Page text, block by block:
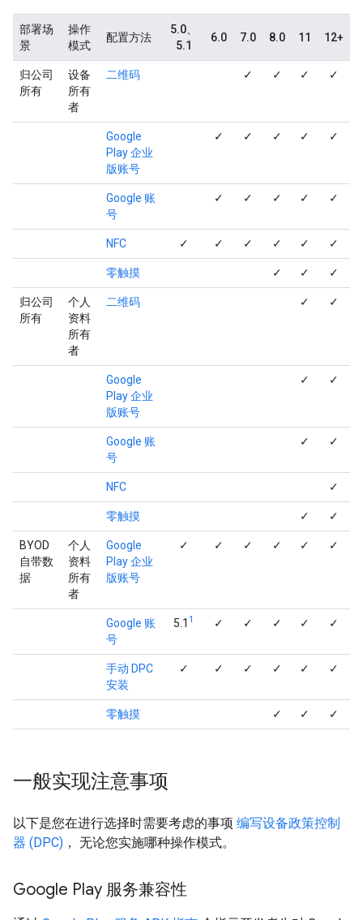
部署场
景
操作
模式
配置方法
5.0、
5.1
6.0 7.0 8.0 11 12+
归公司
所有
设备
所有
者
二维码 ✓ ✓ ✓ ✓
Google
Play 企业
版账号
✓ ✓ ✓ ✓ ✓
Google 账
号
✓ ✓ ✓ ✓ ✓
NFC ✓ ✓ ✓ ✓ ✓ ✓
零触摸 ✓ ✓ ✓
归公司
所有
个人
资料
所有
者
二维码 ✓ ✓
Google
Play 企业
版账号
✓ ✓
Google 账
号
✓ ✓
NFC ✓
零触摸 ✓ ✓
BYOD
自带数
据
个人
资料
所有
者
Google
Play 企业
版账号
✓ ✓ ✓ ✓ ✓ ✓
Google 账
号
5.1 1 ✓ ✓ ✓ ✓ ✓
手动 DPC
安装
✓ ✓ ✓ ✓ ✓ ✓
零触摸 ✓ ✓ ✓
一般实现注意事项
以下是您在进行选择时需要考虑的事项 编写设备政策控制
器 (DPC) ， 无论您实施哪种操作模式。
Google Play 服务兼容性